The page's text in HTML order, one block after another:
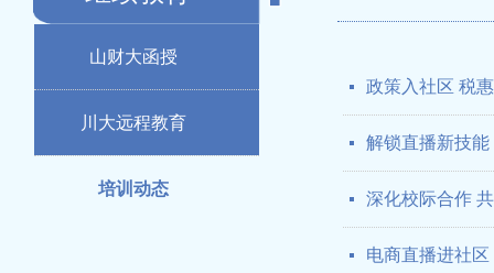
山财大函授
川大远程教育
培训动态
넷 政策入社区 税
넷 解锁直播新技
넷 深化校际合作
넷 电商直播进社